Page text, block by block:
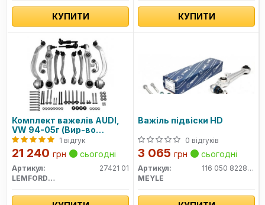
КУПИТИ КУПИТИ
Комплект важелів AUDI,
VW 94-05г (Вир-во
Lemferder) 1 відгук
21 240 грн сьогодні
Артикул:
27421 01
LEMFORDER
Важіль підвіски HD
0 відгуків
3 065 грн сьогодні
Артикул:
116 050 8228HD
MEYLE